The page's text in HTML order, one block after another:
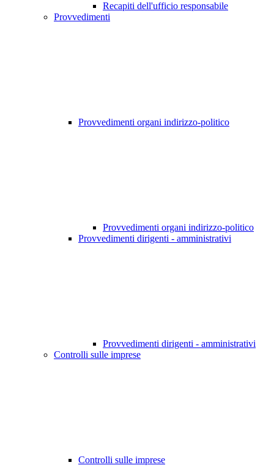
Recapiti dell'ufficio responsabile
Provvedimenti
Provvedimenti organi indirizzo-politico
Provvedimenti organi indirizzo-politico
Provvedimenti dirigenti - amministrativi
Provvedimenti dirigenti - amministrativi
Controlli sulle imprese
Controlli sulle imprese